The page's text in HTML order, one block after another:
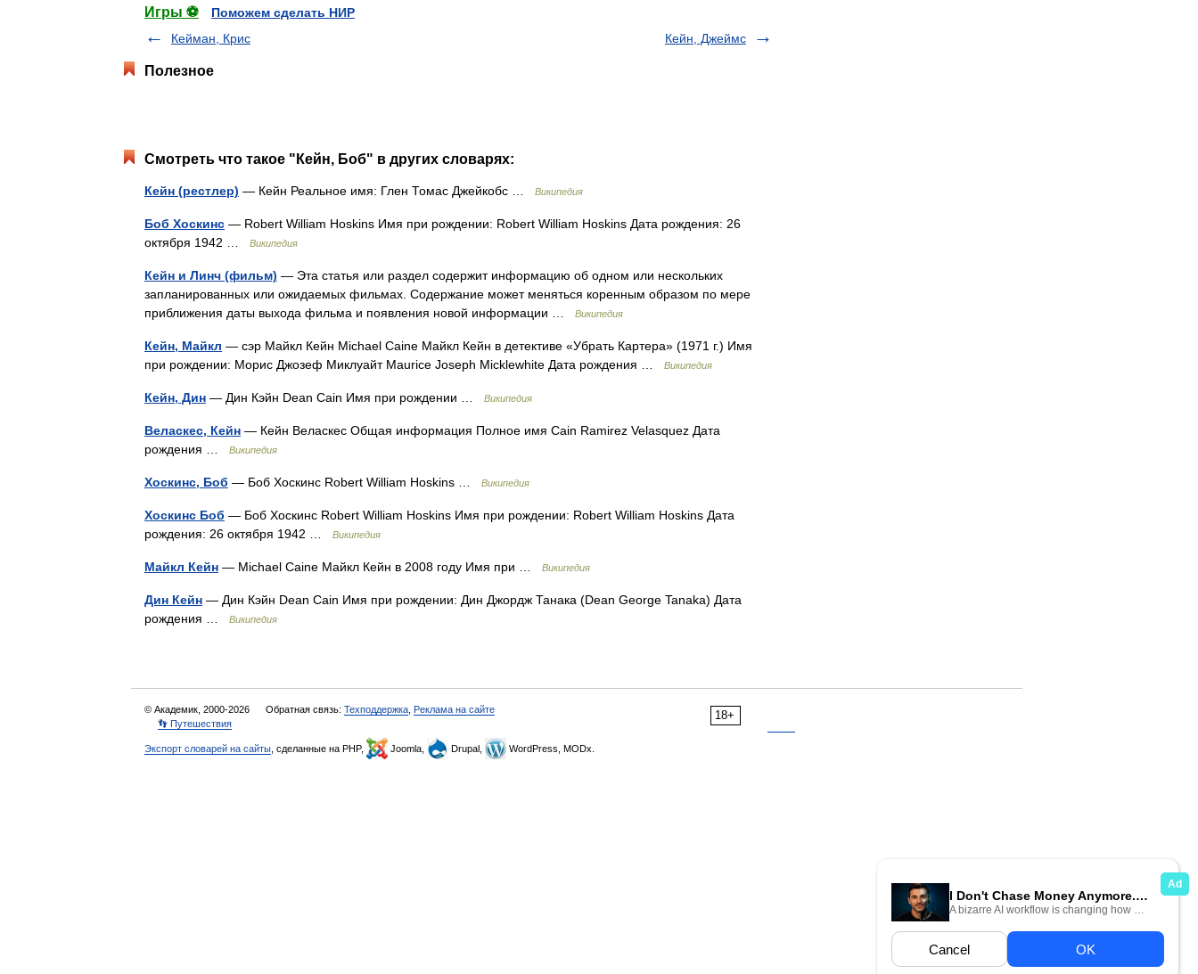
Игры ⚽
Поможем сделать НИР
Кейман, Крис
Кейн, Джеймс
Полезное
Смотреть что такое "Кейн, Боб" в других словарях:
Кейн (рестлер) — Кейн Реальное имя: Глен Томас Джейкобс … Википедия
Боб Хоскинс — Robert William Hoskins Имя при рождении: Robert William Hoskins Дата рождения: 26
октября 1942 …
Википедия
Кейн и Линч (фильм) — Эта статья или раздел содержит информацию об одном или нескольких
запланированных или ожидаемых фильмах. Содержание может меняться коренным образом по мере
приближения даты выхода фильма и появления новой информации …
Википедия
Кейн, Майкл — сэр Майкл Кейн Michael Caine Майкл Кейн в детективе «Убрать Картера» (1971 г.) Имя
при рождении: Морис Джозеф Миклуайт Maurice Joseph Micklewhite Дата рождения …
Википедия
Кейн, Дин — Дин Кэйн Dean Cain Имя при рождении … Википедия
Веласкес, Кейн — Кейн Веласкес Общая информация Полное имя Cain Ramirez Velasquez Дата
рождения …
Википедия
Хоскинс, Боб — Боб Хоскинс Robert William Hoskins … Википедия
Хоскинс Боб — Боб Хоскинс Robert William Hoskins Имя при рождении: Robert William Hoskins Дата
рождения: 26 октября 1942 …
Википедия
Майкл Кейн — Michael Caine Майкл Кейн в 2008 году Имя при … Википедия
Дин Кейн — Дин Кэйн Dean Cain Имя при рождении: Дин Джордж Танака (Dean George Tanaka) Дата
рождения …
Википедия
18+
© Академик, 2000-2026 Обратная связь: Техподдержка Реклама на сайте
👣 Путешествия
Экспорт словарей на сайты , сделанные на PHP, Joomla, Drupal, WordPress, MODx.